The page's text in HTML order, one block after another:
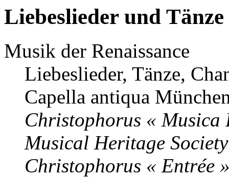
Liebeslieder und Tänze
Musik der Renaissance
Liebeslieder, Tänze,
Capella antiqua
Christophorus « Musica
Musical Heritage
Christophorus « Entrée